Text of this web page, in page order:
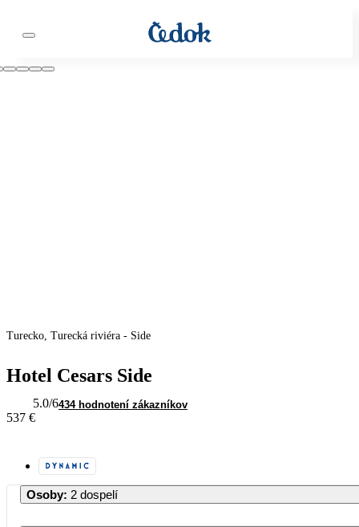
Turecko, Turecká riviéra - Side
Hotel Cesars Side
5.0/6434 hodnotení zákazníkov
537 €
Osoby: 2 dospelí